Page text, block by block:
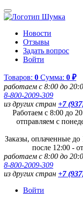
Новости
Отзывы
Задать вопрос
Войти
Товаров: 0 Сумма: 0 ₽
работаем с 8:00 до
8-800-2009-309
из других стран +7
Работаем с 8:00 до
отправляем с
Заказы, оплаченные
после 12:00 -
работаем с 8:00 до
8-800-2009-309
из других стран +7
Войти